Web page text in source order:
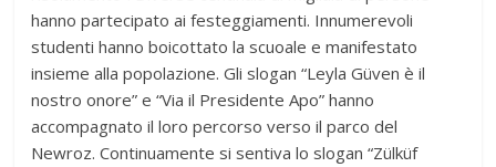
hanno partecipato ai festeggiamenti. Innumerevoli
studenti hanno boicottato la scuoale e manifestato
insieme alla popolazione. Gli slogan “Leyla Güven è il
nostro onore” e “Via il Presidente Apo” hanno
accompagnato il loro percorso verso il parco del
Newroz. Continuamente si sentiva lo slogan “Zülküf